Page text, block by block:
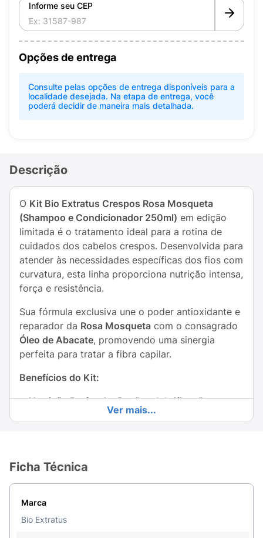
Informe seu CEP
Opções de entrega
Consulte pelas opções de entrega disponíveis para a
localidade desejada. Na etapa de entrega, você
poderá decidir de maneira mais detalhada.
Descrição
O Kit Bio Extratus Crespos Rosa Mosqueta
(Shampoo e Condicionador 250ml) em edição
limitada é o tratamento ideal para a rotina de
cuidados dos cabelos crespos. Desenvolvida para
atender às necessidades específicas dos fios com
curvatura, esta linha proporciona nutrição intensa,
força e resistência.
Sua fórmula exclusiva une o poder antioxidante e
reparador da Rosa Mosqueta com o consagrado
Óleo de Abacate, promovendo uma sinergia
perfeita para tratar a fibra capilar.
Benefícios do Kit:
Nutrição Profunda:Repõe a lubrificação
essencial que os cabelos crespos perdem
fibra capilar, reduzindo a quebra e o
ressecamento.
Maciez e Maleabilidade:
deixando-os mais suaves, resistentes e fáceis
Ver mais...
Ficha Técnica
Marca
Bio Extratus